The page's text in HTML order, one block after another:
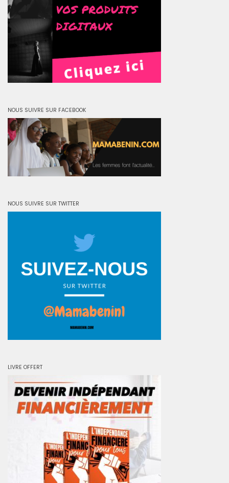
NOUS SUIVRE SUR FACEBOOK
NOUS SUIVRE SUR TWITTER
LIVRE OFFERT